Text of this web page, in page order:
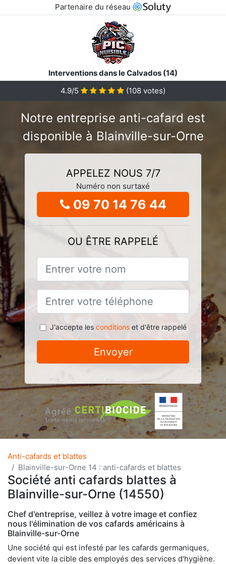
Partenaire du réseau
Interventions dans le Calvados (14)
4.9/5
(108 votes)
Notre entreprise anti-cafard est
disponible à Blainville-sur-Orne
APPELEZ NOUS 7/7
Numéro non surtaxé
09 70 14 76 44
OU ÊTRE RAPPELÉ
J'accepte les conditionset d'être rappelé
Envoyer
Anti-cafards et blattes
Blainville-sur-Orne 14 : anti-cafards et blattes
Société anti cafards blattes à
Blainville-sur-Orne (14550)
Chef d'entreprise, veillez à votre image et confiez
nous l'élimination de vos cafards américains à
Blainville-sur-Orne
Une société qui est infesté par les cafards germaniques,
devient vite la cible des employés des services d'hygiène.